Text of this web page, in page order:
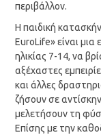
περιβάλλον.
Η παιδική
EuroLife» είναι μια
ηλικίας 7-14, να
αξέχαστες
και άλλες
ζήσουν σε
μελετήσουν τη
Επίσης με την